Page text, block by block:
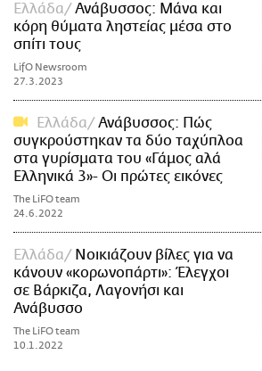
Ελλάδα
Ανάβυσσος: Μάνα και
κόρη θύματα ληστείας μέσα στο
σπίτι τους
LifO Newsroom
27.3.2023
Ελλάδα
Ανάβυσσος: Πώς
συγκρούστηκαν τα δύο ταχύπλοα
στα γυρίσματα του «Γάμος αλά
Eλληνικά 3»- Οι πρώτες εικόνες
The LiFO team
24.6.2022
Ελλάδα
Νοικιάζουν βίλες για να
κάνουν «κορωνοπάρτι»: Έλεγχοι
σε Βάρκιζα, Λαγονήσι και
Ανάβυσσο
The LiFO team
10.1.2022